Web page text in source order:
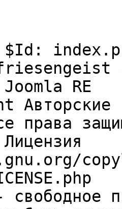
RE
Авторские
права